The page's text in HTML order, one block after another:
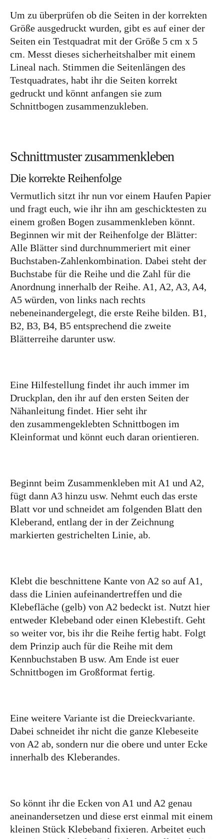
Um zu überprüfen ob die Seiten in der korrekten
Größe ausgedruckt wurden, gibt es auf einer der
Seiten ein Testquadrat mit der Größe 5 cm x 5
cm. Messt dieses sicherheitshalber mit einem
Lineal nach. Stimmen die Seitenlängen des
Testquadrates, habt ihr die Seiten korrekt
gedruckt und könnt anfangen sie zum
Schnittbogen zusammenzukleben.
Schnittmuster zusammenkleben
Die korrekte Reihenfolge
Vermutlich sitzt ihr nun vor einem Haufen Papier
und fragt euch, wie ihr ihn am geschicktesten zu
einem großen Bogen zusammenkleben könnt.
Beginnen wir mit der Reihenfolge der Blätter:
Alle Blätter sind durchnummeriert mit einer
Buchstaben-Zahlenkombination. Dabei steht der
Buchstabe für die Reihe und die Zahl für die
Anordnung innerhalb der Reihe. A1, A2, A3, A4,
A5 würden, von links nach rechts
nebeneinandergelegt, die erste Reihe bilden. B1,
B2, B3, B4, B5 entsprechend die zweite
Blätterreihe darunter usw.
Eine Hilfestellung findet ihr auch immer im
Druckplan, den ihr auf den ersten Seiten der
Nähanleitung findet. Hier seht ihr
den zusammengeklebten Schnittbogen im
Kleinformat und könnt euch daran orientieren.
Beginnt beim Zusammenkleben mit A1 und A2,
fügt dann A3 hinzu usw. Nehmt euch das erste
Blatt vor und schneidet am folgenden Blatt den
Kleberand, entlang der in der Zeichnung
markierten gestrichelten Linie, ab.
Klebt die beschnittene Kante von A2 so auf A1,
dass die Linien aufeinandertreffen und die
Klebefläche (gelb) von A2 bedeckt ist. Nutzt hier
entweder Klebeband oder einen Klebestift. Geht
so weiter vor, bis ihr die Reihe fertig habt. Folgt
dem Prinzip auch für die Reihe mit dem
Kennbuchstaben B usw. Am Ende ist euer
Schnittbogen im Großformat fertig.
Eine weitere Variante ist die Dreieckvariante.
Dabei schneidet ihr nicht die ganze Klebeseite
von A2 ab, sondern nur die obere und unter Ecke
innerhalb des Kleberandes.
So könnt ihr die Ecken von A1 und A2 genau
aneinandersetzen und diese erst einmal mit einem
kleinen Stück Klebeband fixieren. Arbeitet euch